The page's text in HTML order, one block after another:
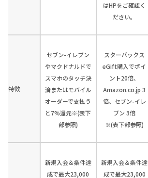
はHPをご確認く
ださい。
特徴
セブン-イレブン
やマクドナルドで
スマホのタッチ決
済またはモバイル
オーダーで支払う
と7%還元※(表下
部参照)
スターバックス
eGift購入でポイ
ント20倍、
Amazon.co.jp 3
倍、セブン-イレ
ブン 3倍
※(表下部参照)
新規入会＆条件達
成で最大23,000
新規入会＆条件達
成で最大23,000